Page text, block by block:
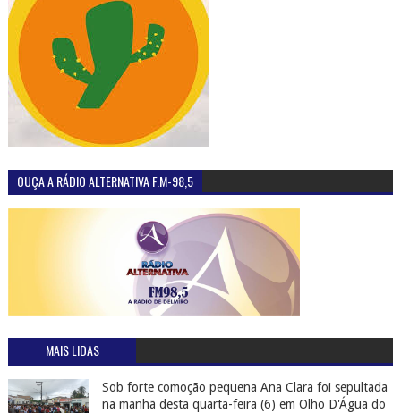
OUÇA A RÁDIO ALTERNATIVA F.M-98,5
MAIS LIDAS
Sob forte comoção pequena Ana Clara foi sepultada
na manhã desta quarta-feira (6) em Olho D'Água do